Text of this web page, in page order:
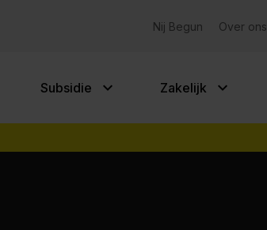
Nij Begun Over ons
Subsidie Zakelijk